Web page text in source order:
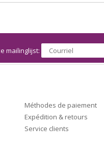
mailinglijst:
Méthodes de paiement
Expédition & retours
Service clients